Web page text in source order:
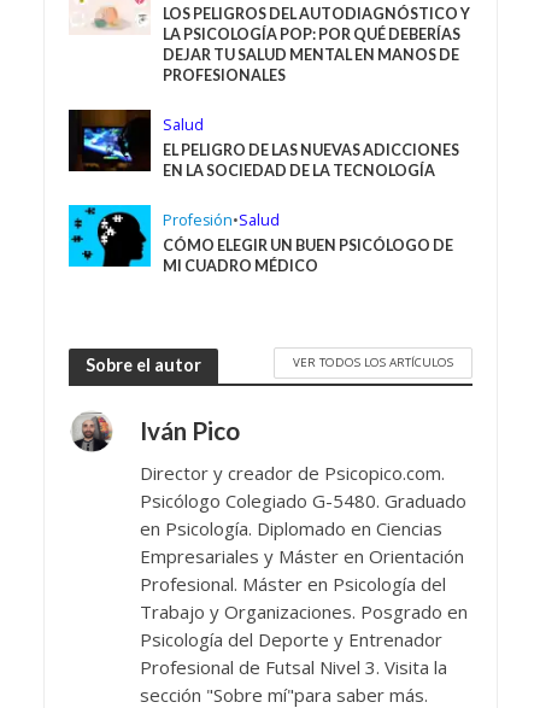
LOS PELIGROS DEL AUTODIAGNÓSTICO Y
LA PSICOLOGÍA POP: POR QUÉ DEBERÍAS
DEJAR TU SALUD MENTAL EN MANOS DE
PROFESIONALES
Salud
EL PELIGRO DE LAS NUEVAS ADICCIONES
EN LA SOCIEDAD DE LA TECNOLOGÍA
Profesión•Salud
CÓMO ELEGIR UN BUEN PSICÓLOGO DE
MI CUADRO MÉDICO
Sobre el autor VER TODOS LOS ARTÍCULOS
Iván Pico
Director y creador de Psicopico.com.
Psicólogo Colegiado G-5480. Graduado
en Psicología. Diplomado en Ciencias
Empresariales y Máster en Orientación
Profesional. Máster en Psicología del
Trabajo y Organizaciones. Posgrado en
Psicología del Deporte y Entrenador
Profesional de Futsal Nivel 3. Visita la
sección "Sobre mí"para saber más.